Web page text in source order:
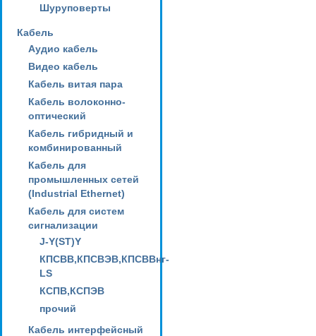
Шуруповерты
Кабель
Аудио кабель
Видео кабель
Кабель витая пара
Кабель волоконно-
оптический
Кабель гибридный и
комбинированный
Кабель для
промышленных сетей
(Industrial Ethernet)
Кабель для систем
сигнализации
J-Y(ST)Y
КПСВВ,КПСВЭВ,КПСВВнг-
LS
КСПВ,КСПЭВ
прочий
Кабель интерфейсный